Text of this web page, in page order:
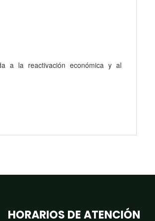
a la reactivación económica y al
HORARIOS DE ATENCIÓN